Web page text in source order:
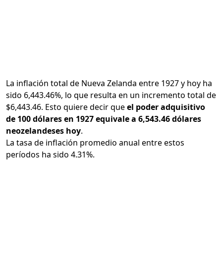
La inflación total de Nueva Zelanda entre 1927 y hoy ha
sido 6,443.46%, lo que resulta en un incremento total de
$6,443.46. Esto quiere decir queel poder adquisitivo
de 100 dólares en 1927 equivale a 6,543.46 dólares
neozelandeses hoy.
La tasa de inflación promedio anual entre estos
períodos ha sido 4.31%.